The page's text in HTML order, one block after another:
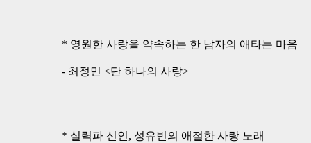
* 영원한 사랑을 약속하는 한 남자의 애타는 마음
- 최정민 <단 하나의 사랑>
* 실력파 신인, 성유빈의 애절한 사랑 노래